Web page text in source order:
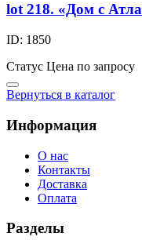
lot 218. «Дом с
ID: 1850
Статус Цена по запросу
Вернуться в каталог
Информация
О нас
Контакты
Доставка
Оплата
Разделы